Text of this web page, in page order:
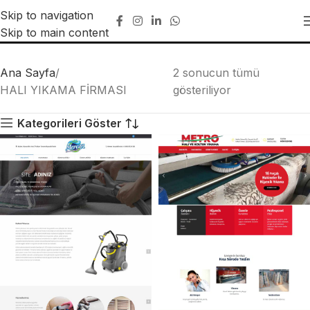
Skip to navigation
Skip to main content
HALI YIKAMA FİRMASI
Ana Sayfa
HALI YIKAMA FİRMASI
2 sonucun tümü
gösteriliyor
Kategorileri Göster